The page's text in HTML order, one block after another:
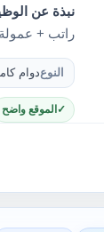
نبذة عن
راتب + عمولة
النوعدوام
الموقع واضح